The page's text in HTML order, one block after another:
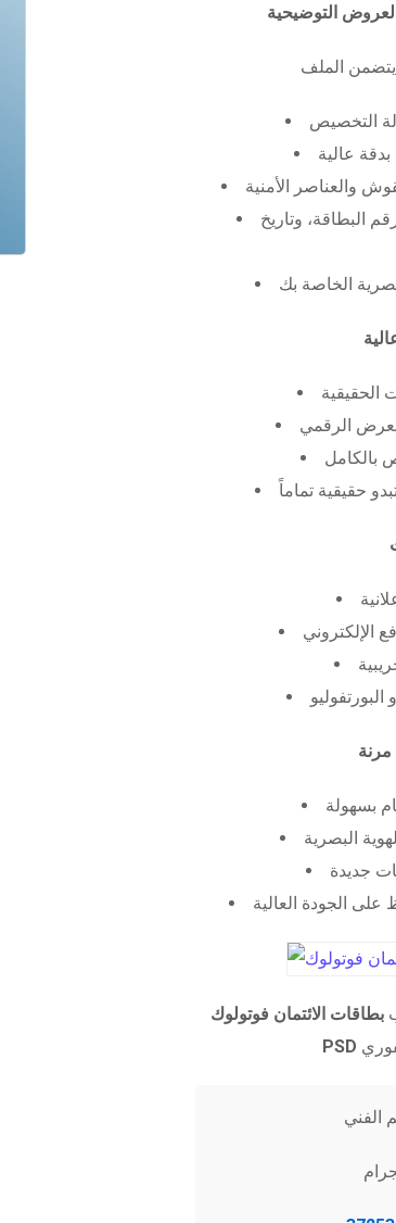
التوضيحية
التخصيص
عالية
والعناصر الأمنية
البطاقة، وتاريخ
الخاصة بك
الحقيقية
الرقمي
بالكامل
حقيقية تماماً
الإلكتروني
بسهولة
البصرية
جديدة
على الجودة العالية
بطاقات الائتمان فوتولوك
PSD